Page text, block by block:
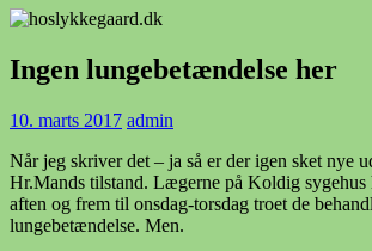
Ingen lungebetændelse her
10. marts 2017 admin
Når jeg skriver det – ja så er der igen sket nye
Hr.Mands tilstand. Lægerne på Koldig sygehus
aften og frem til onsdag-torsdag troet de
lungebetændelse. Men.